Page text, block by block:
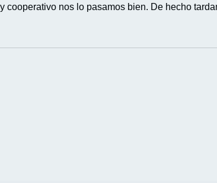
cooperativo nos lo pasamos bien. De hecho